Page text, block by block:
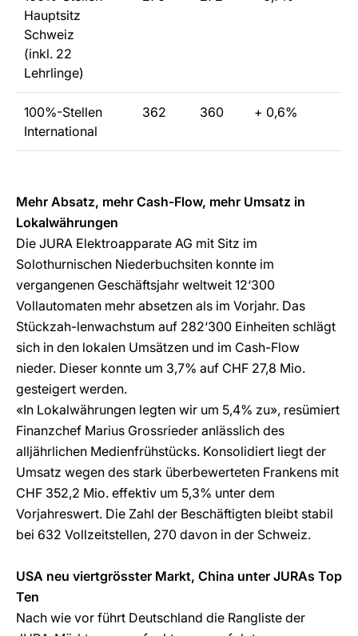
Hauptsitz
Schweiz
(inkl. 22
Lehrlinge)
100%-Stellen
International
362 360 + 0,6%
Mehr Absatz, mehr Cash-Flow, mehr Umsatz in
Lokalwährungen
Die JURA Elektroapparate AG mit Sitz im
Solothurnischen Niederbuchsiten konnte im
vergangenen Geschäftsjahr weltweit 12‘300
Vollautomaten mehr absetzen als im Vorjahr. Das
Stückzah-lenwachstum auf 282‘300 Einheiten schlägt
sich in den lokalen Umsätzen und im Cash-Flow
nieder. Dieser konnte um 3,7% auf CHF 27,8 Mio.
gesteigert werden.
«In Lokalwährungen legten wir um 5,4% zu», resümiert
Finanzchef Marius Grossrieder anlässlich des
alljährlichen Medienfrühstücks. Konsolidiert liegt der
Umsatz wegen des stark überbewerteten Frankens mit
CHF 352,2 Mio. effektiv um 5,3% unter dem
Vorjahreswert. Die Zahl der Beschäftigten bleibt stabil
bei 632 Vollzeitstellen, 270 davon in der Schweiz.
USA neu viertgrösster Markt, China unter JURAs Top
Ten
Nach wie vor führt Deutschland die Rangliste der